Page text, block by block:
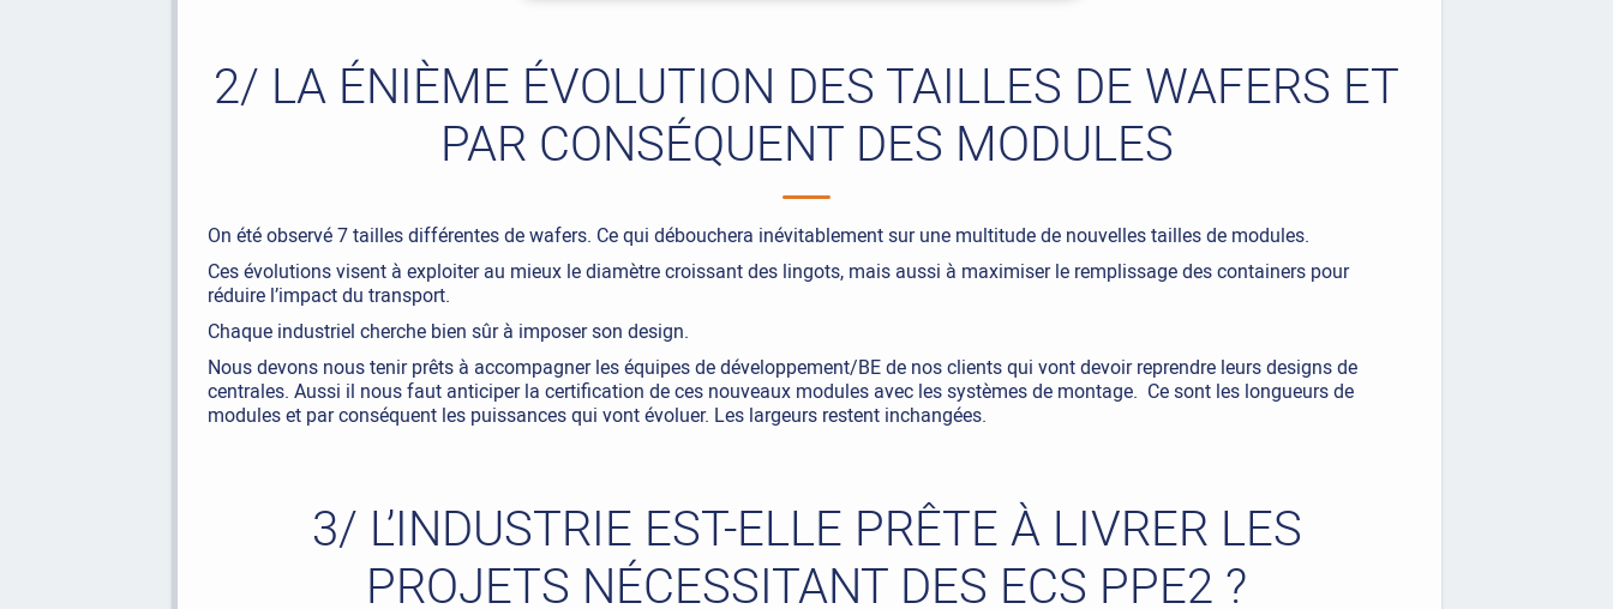
2/ LA ÉNIÈME ÉVOLUTION DES TAILLES DE WAFERS ET
PAR CONSÉQUENT DES MODULES
On été observé 7 tailles différentes de wafers. Ce qui débouchera inévitablement sur une multitude de nouvelles tailles de modules.
Ces évolutions visent à exploiter au mieux le diamètre croissant des lingots, mais aussi à maximiser le remplissage des containers pour
réduire l’impact du transport.
Chaque industriel cherche bien sûr à imposer son design.
Nous devons nous tenir prêts à accompagner les équipes de développement/BE de nos clients qui vont devoir reprendre leurs designs de
centrales. Aussi il nous faut anticiper la certification de ces nouveaux modules avec les systèmes de montage. Ce sont les longueurs de
modules et par conséquent les puissances qui vont évoluer. Les largeurs restent inchangées.
3/ L’INDUSTRIE EST-ELLE PRÊTE À LIVRER LES
PROJETS NÉCESSITANT DES ECS PPE2 ?